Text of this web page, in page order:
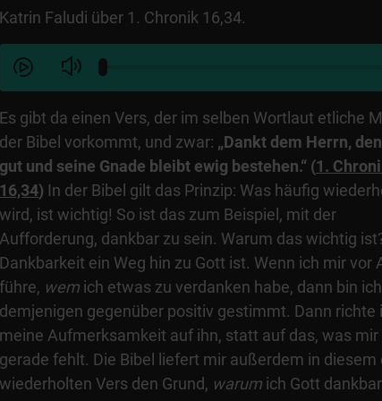
Katrin Faludi über 1. Chronik 16,34.
Es gibt da einen Vers, der im selben Wortlaut etliche
der Bibel vorkommt, und zwar: „Dankt dem Herrn,
gut und seine Gnade bleibt ewig bestehen.“ (1.
16,34) In der Bibel gilt das Prinzip: Was häufig
wird, ist wichtig! So ist das zum Beispiel, mit der
Aufforderung, dankbar zu sein. Warum das wichtig
Dankbarkeit ein Weg hin zu Gott ist. Wenn ich mir vor
führe, wem ich etwas zu verdanken habe, dann bin ich
demjenigen gegenüber positiv gestimmt. Dann richte
meine Aufmerksamkeit auf ihn, statt auf das, was mir
gerade fehlt. Die Bibel liefert mir außerdem in diesem
wiederholten Vers den Grund, warum ich Gott